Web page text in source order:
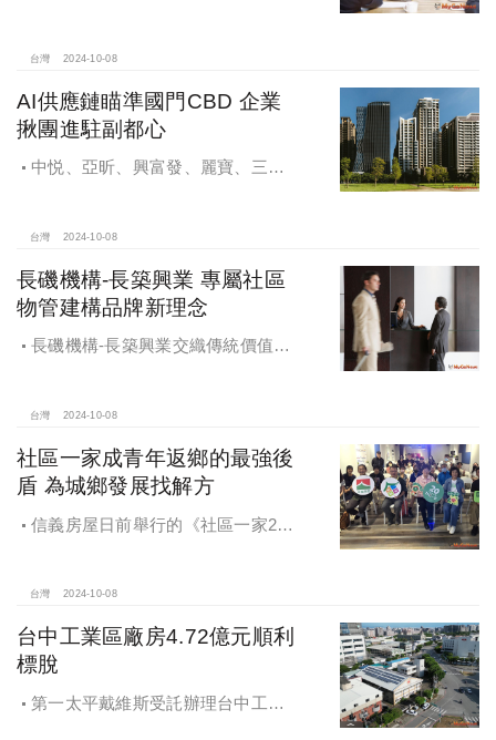
台灣 2024-10-08
AI供應鏈瞄準國門CBD 企業
揪團進駐副都心
中悦、亞昕、興富發、麗寶、三發
未來還陸續有超過7萬坪辦公樓面積新
台灣 2024-10-08
長磯機構-長築興業 專屬社區
物管建構品牌新理念
長磯機構-長築興業交織傳統價值與
家邸「長築白樓1」
台灣 2024-10-08
社區一家成青年返鄉的最強後
盾 為城鄉發展找解方
信義房屋日前舉行的《社區一家20
彰化鬆勢三日節策展人劉孟豪分享他
們如何以創新思維和社區凝聚力，為
家鄉帶來改變和發展的故事。
台灣 2024-10-08
台中工業區廠房4.72億元順利
標脫
第一太平戴維斯受託辦理台中工業